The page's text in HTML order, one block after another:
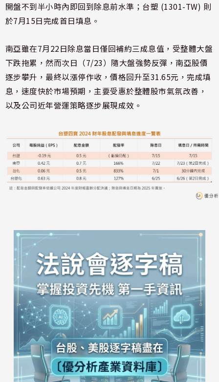
開盤不到半小時內即回到除息前水準；台塑 (1301-TW) 則
於7月15日完成首日填息。
南亞雖在7月22日除息當日僅回補約三成息值，受整體大盤
下跌拖累，然而次日（7/23）隨大盤強勢反彈，南亞股價
逐步攀升，最終以漲停作收，價格回升至31.65元，完成填
息，速度快於市場預期，主要受惠於整體股市氣氛改善，
以及公司近年營運策略逐步展現成效。